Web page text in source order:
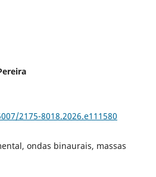
2175-8018.2026.e111580
ondas binaurais, massas